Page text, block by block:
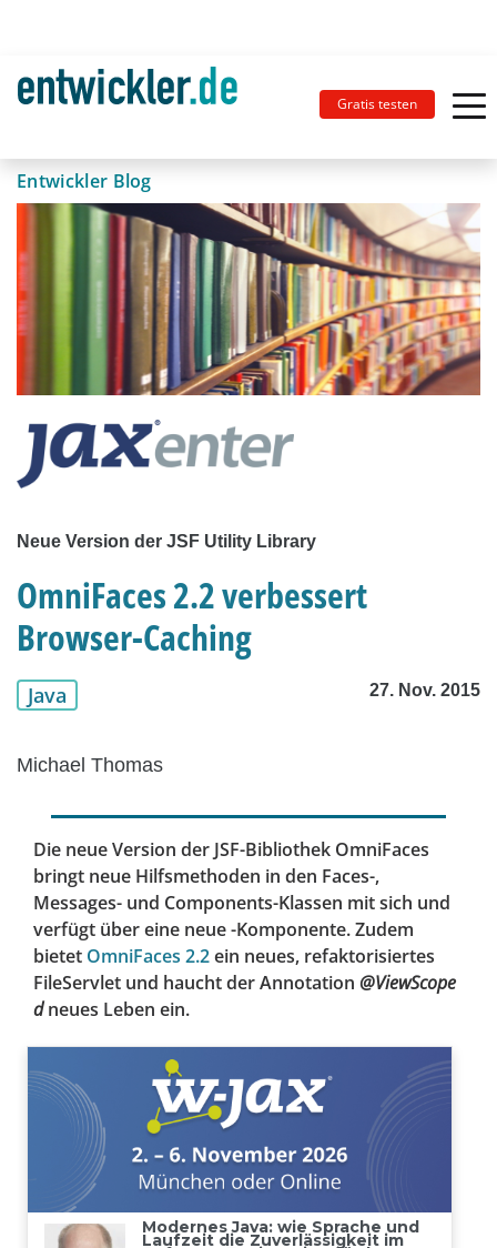
Gratis testen
Entwickler Blog
Neue Version der JSF Utility Library
OmniFaces 2.2 verbessert
Browser-Caching
Java 27. Nov. 2015
Michael Thomas
Die neue Version der JSF-Bibliothek OmniFaces
bringt neue Hilfsmethoden in den Faces-,
Messages- und Components-Klassen mit sich und
verfügt über eine neue-Komponente. Zudem
bietet OmniFaces 2.2ein neues, refaktorisiertes
FileServlet und haucht der Annotation @ViewScope
dneues Leben ein.